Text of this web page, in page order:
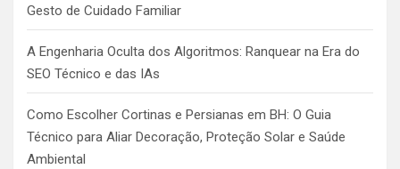
Gesto de Cuidado Familiar
A Engenharia Oculta dos Algoritmos: Ranquear na Era do
SEO Técnico e das IAs
Como Escolher Cortinas e Persianas em BH: O Guia
Técnico para Aliar Decoração, Proteção Solar e Saúde
Ambiental